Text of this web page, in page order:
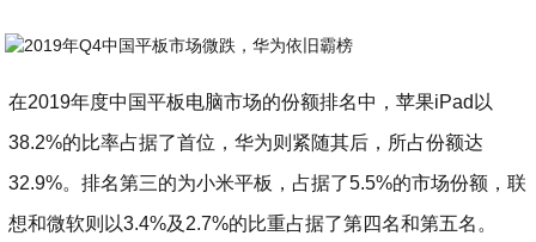
在2019年度中国平板电脑市场的份额排名中，苹果iPad以
38.2%的比率占据了首位，华为则紧随其后，所占份额达
32.9%。排名第三的为小米平板，占据了5.5%的市场份额，联
想和微软则以3.4%及2.7%的比重占据了第四名和第五名。